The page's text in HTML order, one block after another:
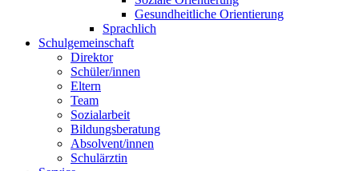
Gesundheitliche Orientierung
Sprachlich
Schulgemeinschaft
Direktor
Schüler/innen
Eltern
Team
Sozialarbeit
Bildungsberatung
Absolvent/innen
Schulärztin